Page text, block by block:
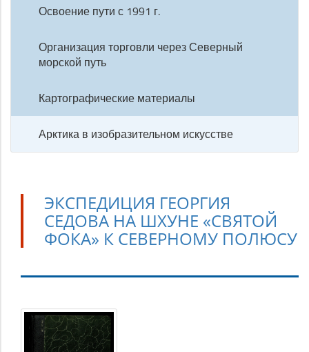
Освоение пути с 1991 г.
Организация торговли через Северный
морской путь
Картографические материалы
Арктика в изобразительном искусстве
ЭКСПЕДИЦИЯ ГЕОРГИЯ
СЕДОВА НА ШХУНЕ «СВЯТОЙ
ФОКА» К СЕВЕРНОМУ ПОЛЮСУ
Экспедиция
Георгия